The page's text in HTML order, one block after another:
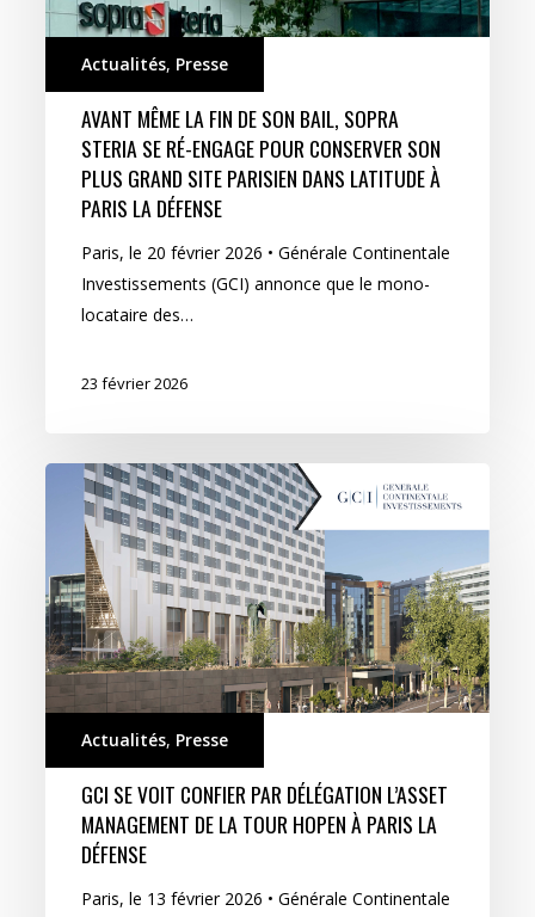
Actualités, Presse
AVANT MÊME LA FIN DE SON BAIL, SOPRA
STERIA SE RÉ-ENGAGE POUR CONSERVER SON
PLUS GRAND SITE PARISIEN DANS LATITUDE À
PARIS LA DÉFENSE
Paris, le 20 février 2026 • Générale Continentale
Investissements (GCI) annonce que le mono-
locataire des…
23 février 2026
Actualités, Presse
GCI SE VOIT CONFIER PAR DÉLÉGATION L’ASSET
MANAGEMENT DE LA TOUR HOPEN À PARIS LA
DÉFENSE
Paris, le 13 février 2026 • Générale Continentale